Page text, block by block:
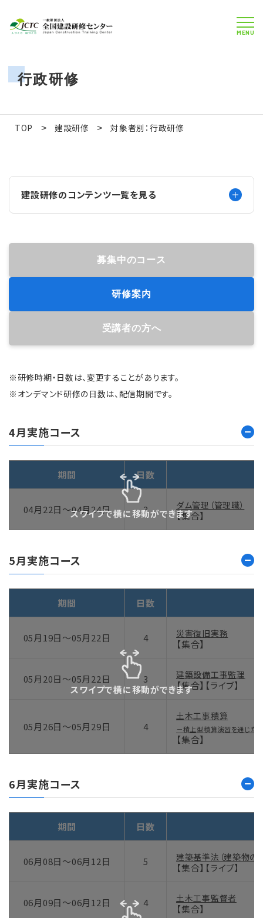
MENU
行政研修
TOP > 建設研修 > 対象者別：行政研修
建設研修のコンテンツ一覧を見る
募集中のコース
研修案内
受講者の方へ
※研修時期・日数は、変更することがあります。
※オンデマンド研修の日数は、配信期間です。
4月実施コース
期間 日数
04月22日～04月24日 3 ダム管理（管理職）
【集合】
スワイプで横に移動ができます
5月実施コース
期間 日数
05月19日～05月22日 4 災害復旧実務
【集合】
05月20日～05月22日 3 建築設備工事監理
【集合】【ライブ】
05月26日～05月29日 4
土木工事積算
－積上型積算演習を通じた
【集合】
スワイプで横に移動ができます
6月実施コース
期間 日数
06月08日～06月12日 5 建築基準法（建築物の
【集合】【ライブ】
06月09日～06月12日 4 土木工事監督者
【集合】